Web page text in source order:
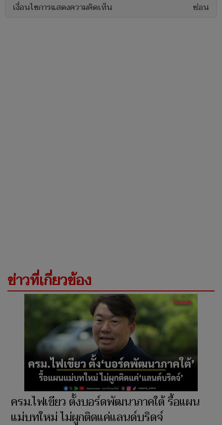
เงื่อนไขการแสดงความคิดเห็น ซ่อน
ข่าวที่เกี่ยวข้อง
ครม.ไฟเขียว ตั้งบอร์ดพัฒนาภาคใต้ รื้อแผน
แม่บทใหม่ ไม่ผูกติดแค่แลนด์บริดจ์